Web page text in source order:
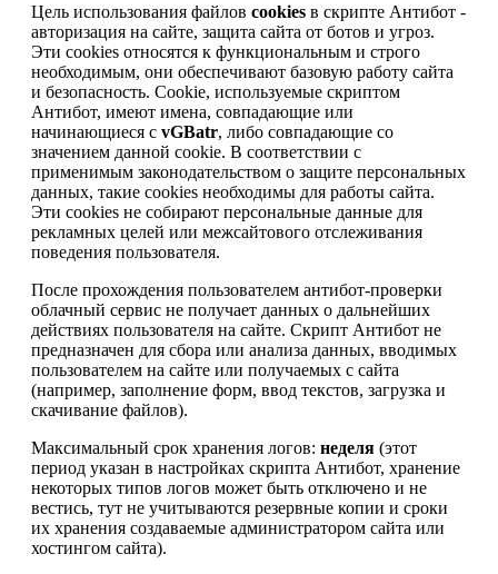
Цель использования файлов cookies в скрипте Антибот -
авторизация на сайте, защита сайта от ботов и угроз.
Эти cookies относятся к функциональным и строго
необходимым, они обеспечивают базовую работу сайта
и безопасность. Cookie, используемые скриптом
Антибот, имеют имена, совпадающие или
начинающиеся с vGBatr, либо совпадающие со
значением данной cookie. В соответствии с
применимым законодательством о защите персональных
данных, такие cookies необходимы для работы сайта.
Эти cookies не собирают персональные данные для
рекламных целей или межсайтового отслеживания
поведения пользователя.
После прохождения пользователем антибот-проверки
облачный сервис не получает данных о дальнейших
действиях пользователя на сайте. Скрипт Антибот не
предназначен для сбора или анализа данных, вводимых
пользователем на сайте или получаемых с сайта
(например, заполнение форм, ввод текстов, загрузка и
скачивание файлов).
Максимальный срок хранения логов: неделя (этот
период указан в настройках скрипта Антибот, хранение
некоторых типов логов может быть отключено и не
вестись, тут не учитываются резервные копии и сроки
их хранения создаваемые администратором сайта или
хостингом сайта).